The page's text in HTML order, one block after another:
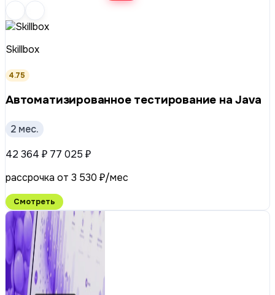
Skillbox
4.75
Автоматизиро­ван­ное тестирование на Java
2 мес.
42 364 ₽ 77 025 ₽
рассрочка от 3 530 ₽/мес
Смотреть